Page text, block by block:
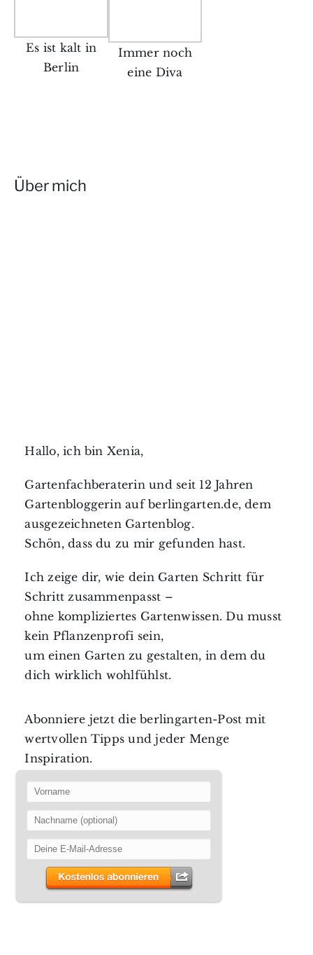
Es ist kalt in
Berlin
Immer noch
eine Diva
Über mich
Hallo, ich bin Xenia,
Gartenfachberaterin und seit 12 Jahren
Gartenbloggerin auf berlingarten.de, dem
ausgezeichneten Gartenblog.
Schön, dass du zu mir gefunden hast.
Ich zeige dir, wie dein Garten Schritt für
Schritt zusammenpasst –
ohne kompliziertes Gartenwissen. Du musst
kein Pflanzenprofi sein,
um einen Garten zu gestalten, in dem du
dich wirklich wohlfühlst.
Abonniere jetzt die berlingarten-Post mit
wertvollen Tipps und jeder Menge
Inspiration.